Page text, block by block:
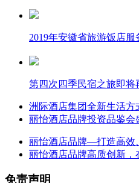
2019年安徽省旅游饭店服
第四次四季民宿之旅即将
洲际酒店集团全新生活方
丽怡酒店品牌投资品鉴会
丽怡酒店品牌—打造高效
丽怡酒店品牌高质创新，
免责声明